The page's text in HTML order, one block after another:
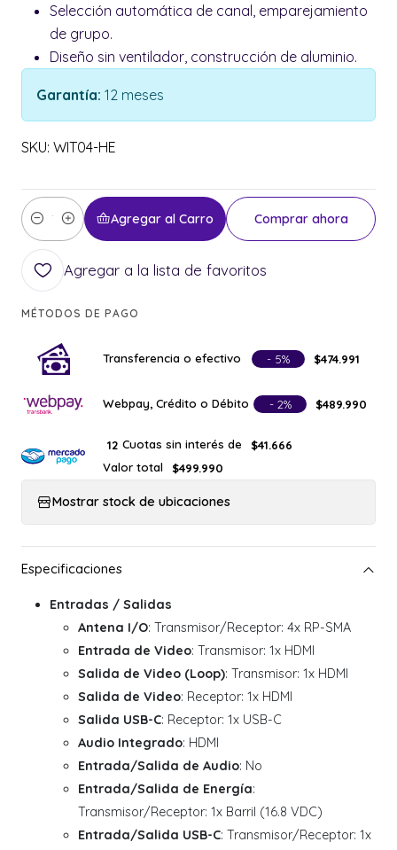
Selección automática de canal, emparejamiento
de grupo.
Diseño sin ventilador, construcción de aluminio.
Garantía: 12 meses
SKU: WIT04-HE
Cantidad
Agregar al Carro Comprar ahora
Agregar a la lista de favoritos
MÉTODOS DE PAGO
Transferencia o efectivo - 5% $474.991
Webpay, Crédito o Débito - 2% $489.990
12 Cuotas sin interés de
$41.666
Valor total
$499.990
Mostrar stock de ubicaciones
Entradas / Salidas
Antena I/O: Transmisor/Receptor: 4x RP-SMA
Entrada de Video: Transmisor: 1x HDMI
Salida de Video (Loop): Transmisor: 1x HDMI
Salida de Video: Receptor: 1x HDMI
Salida USB-C: Receptor: 1x USB-C
Audio Integrado: HDMI
Entrada/Salida de Audio: No
Entrada/Salida de Energía:
Transmisor/Receptor: 1x Barril (16.8 VDC)
Entrada/Salida USB-C: Transmisor/Receptor: 1x